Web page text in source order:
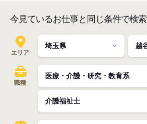
今見ているお仕事と同じ条件で検索
エリア
職種